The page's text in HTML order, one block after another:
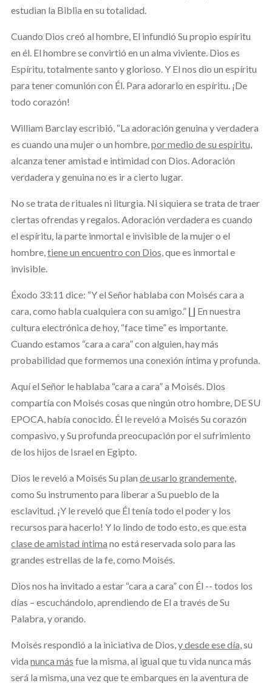
estudian la Biblia en su totalidad.
Cuando Dios creó al hombre, El infundió Su propio espíritu
en él. El hombre se convirtió en un alma viviente. Dios es
Espíritu, totalmente santo y glorioso. Y El nos dio un espíritu
para tener comunión con Él. Para adorarlo en espíritu. ¡De
todo corazón!
William Barclay escribió, “La adoración genuina y verdadera
es cuando una mujer o un hombre,por medio de su espíritu,
alcanza tener amistad e intimidad con Dios. Adoración
verdadera y genuina no es ir a cierto lugar.
No se trata de rituales ni liturgia. Ni siquiera se trata de traer
ciertas ofrendas y regalos. Adoración verdadera es cuando
el espíritu, la parte inmortal e invisible de la mujer o el
hombre,tiene un encuentro con Dios,que es inmortal e
invisible.
Éxodo 33:11 dice: “Y el Señor hablaba con Moisés cara a
cara, como habla cualquiera con su amigo.” ∐ En nuestra
cultura electrónica de hoy, “face time” es importante.
Cuando estamos “cara a cara” con alguien, hay más
probabilidad que formemos una conexión íntima y profunda.
Aquí el Señor le hablaba “cara a cara” a Moisés. Dios
compartía con Moisés cosas que ningún otro hombre, DE SU
EPOCA, había conocido. Él le reveló a Moisés Su corazón
compasivo, y Su profunda preocupación por el sufrimiento
de los hijos de Israel en Egipto.
Dios le reveló a Moisés Su plan de usarlo grandemente,
como Su instrumento para liberar a Su pueblo de la
esclavitud. ¡Y le reveló que Él tenía todo el poder y los
recursos para hacerlo! Y lo lindo de todo esto, es que esta
clase de amistad íntima no está reservada solo para las
grandes estrellas de la fe, como Moisés.
Dios nos ha invitado a estar “cara a cara” con Él -- todos los
días – escuchándolo, aprendiendo de El a través de Su
Palabra,y orando.
Moisés respondió a la iniciativa de Dios,y desde ese día,su
vida nunca más fue la misma, al igual que tu vida nunca más
será la misma, una vez que te embarques en la aventura de